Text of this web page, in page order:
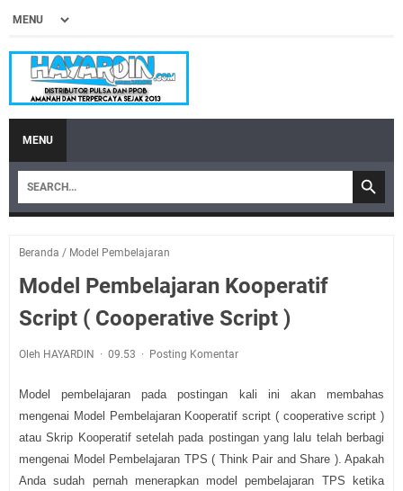
MENU
Beranda / Model Pembelajaran
Model Pembelajaran Kooperatif
Script ( Cooperative Script )
Oleh HAYARDIN 09.53 Posting Komentar
Model pembelajaran pada postingan kali ini akan membahas
mengenai Model Pembelajaran Kooperatif script ( cooperative script )
atau Skrip Kooperatif setelah pada postingan yang lalu telah berbagi
mengenai Model Pembelajaran TPS ( Think Pair and Share ). Apakah
Anda sudah pernah menerapkan model pembelajaran TPS ketika